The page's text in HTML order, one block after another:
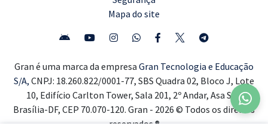
Mapa do site
Gran é uma marca da empresa Gran Tecnologia e Educação
S/A, CNPJ: 18.260.822/0001-77, SBS Quadra 02, Bloco J, Lote
10, Edifício Carlton Tower, Sala 201, 2º Andar, Asa Sul,
Brasília-DF, CEP 70.070-120. Gran - 2026 © Todos os direitos
reservados ®